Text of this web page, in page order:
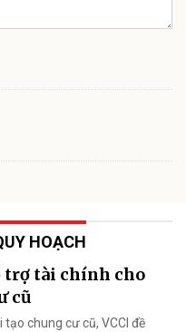
HOẠCH
trợ tài chính cho
cũ
chung cư cũ, VCCI đề